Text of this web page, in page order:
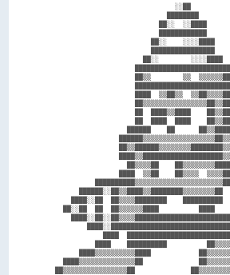
░░██
████████
██░░  ░░████
████████████
██░░    ░░░░████
████████████████
██░░        ░░░░████
██▒▒        ▒▒
████  ▒▒██▒▒
██  ████▒▒████
██  ████  ████
██████    ██
██▒▒▒▒██
████  ▒▒██
████░░██  ██▒▒▒▒████████
██░░██  ██  ██▒▒▒▒▒▒████
████
████    ██████████
████▒▒▒▒▒▒▒▒▒▒████
████▒▒▒▒▒▒▒▒▒▒▒▒▒▒██
██▒▒▒▒▒▒▒▒▒▒▒▒▒▒▒▒██